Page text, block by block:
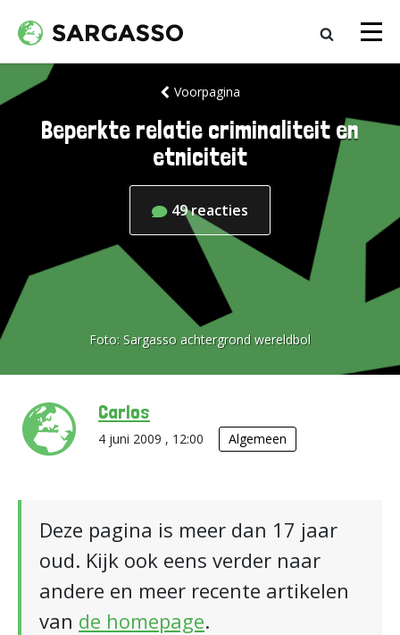
Voorpagina
Beperkte relatie criminaliteit en
etniciteit
49reacties
Foto: Sargasso achtergrond wereldbol
Carlos
4 juni 2009 , 12:00 Algemeen
Deze pagina is meer dan 17 jaar
oud. Kijk ook eens verder naar
andere en meer recente artikelen
van de homepage.